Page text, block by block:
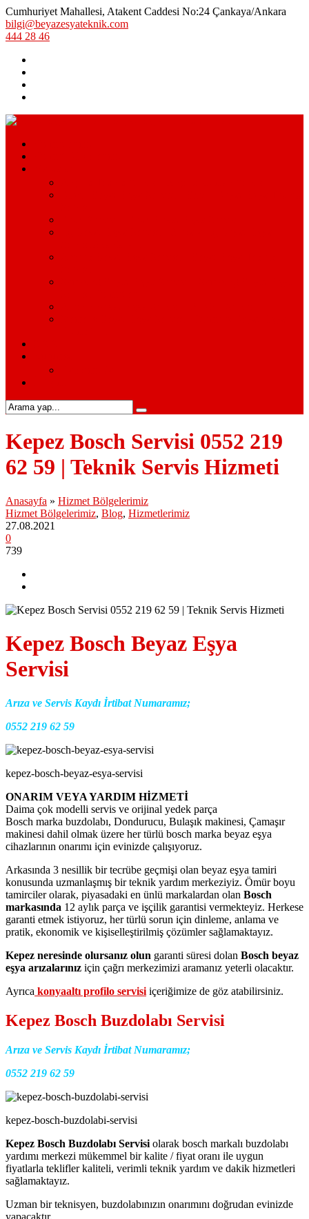
Cumhuriyet Mahallesi, Atakent Caddesi No:24 Çankaya/Ankara
bilgi@beyazesyateknik.com
444 28 46
Kepez Bosch Servisi 0552 219
62 59 | Teknik Servis Hizmeti
Anasayfa » Hizmet Bölgelerimiz
Hizmet Bölgelerimiz, Blog, Hizmetlerimiz
27.08.2021
0
739
Kepez Bosch Beyaz Eşya
Servisi
Arıza ve Servis Kaydı İrtibat Numaramız;
0552 219 62 59
kepez-bosch-beyaz-esya-servisi
ONARIM VEYA YARDIM HİZMETİ
Daima çok modelli servis ve orijinal yedek parça
Bosch marka buzdolabı, Dondurucu, Bulaşık makinesi, Çamaşır
makinesi dahil olmak üzere her türlü bosch marka beyaz eşya
cihazlarının onarımı için evinizde çalışıyoruz.
Arkasında 3 nesillik bir tecrübe geçmişi olan beyaz eşya tamiri
konusunda uzmanlaşmış bir teknik yardım merkeziyiz. Ömür boyu
tamirciler olarak, piyasadaki en ünlü markalardan olan Bosch
markasında 12 aylık parça ve işçilik garantisi vermekteyiz. Herkese
garanti etmek istiyoruz, her türlü sorun için dinleme, anlama ve
pratik, ekonomik ve kişiselleştirilmiş çözümler sağlamaktayız.
Kepez neresinde olursanız olun garanti süresi dolan Bosch beyaz
eşya arızalarınız için çağrı merkezimizi aramanız yeterli olacaktır.
Ayrıca konyaaltı profilo servisi içeriğimize de göz atabilirsiniz.
Kepez Bosch Buzdolabı Servisi
Arıza ve Servis Kaydı İrtibat Numaramız;
0552 219 62 59
kepez-bosch-buzdolabi-servisi
Kepez Bosch Buzdolabı Servisi olarak bosch markalı buzdolabı
yardımı merkezi mükemmel bir kalite / fiyat oranı ile uygun
fiyatlarla teklifler kaliteli, verimli teknik yardım ve dakik hizmetleri
sağlamaktayız.
Uzman bir teknisyen, buzdolabınızın onarımını doğrudan evinizde
yapacaktır.